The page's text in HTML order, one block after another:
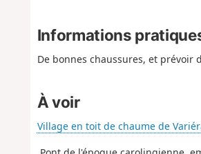
Informations
De bonnes chaussures, et prévoir
À voir
Village en toit de chaume de